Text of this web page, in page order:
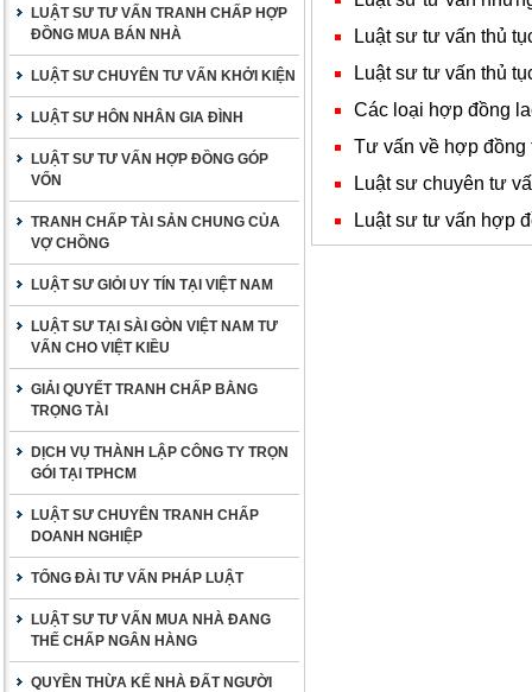
LUẬT SƯ TƯ VẤN TRANH CHẤP HỢP
ĐỒNG MUA BÁN NHÀ
LUẬT SƯ CHUYÊN TƯ VẤN KHỞI KIỆN
LUẬT SƯ HÔN NHÂN GIA ĐÌNH
LUẬT SƯ TƯ VẤN HỢP ĐỒNG GÓP
VỐN
TRANH CHẤP TÀI SẢN CHUNG CỦA
VỢ CHỒNG
LUẬT SƯ GIỎI UY TÍN TẠI VIỆT NAM
LUẬT SƯ TẠI SÀI GÒN VIỆT NAM TƯ
VẤN CHO VIỆT KIỀU
GIẢI QUYẾT TRANH CHẤP BẰNG
TRỌNG TÀI
DỊCH VỤ THÀNH LẬP CÔNG TY TRỌN
GÓI TẠI TPHCM
LUẬT SƯ CHUYÊN TRANH CHẤP
DOANH NGHIỆP
TỔNG ĐÀI TƯ VẤN PHÁP LUẬT
LUẬT SƯ TƯ VẤN MUA NHÀ ĐANG
THẾ CHẤP NGÂN HÀNG
QUYỀN THỪA KẾ NHÀ ĐẤT NGƯỜI
Luật sư tư vấn thủ
Luật sư tư vấn thủ
Các loại hợp đồng
Tư vấn về hợp đồng
Luật sư chuyên tư
Luật sư tư vấn hợp